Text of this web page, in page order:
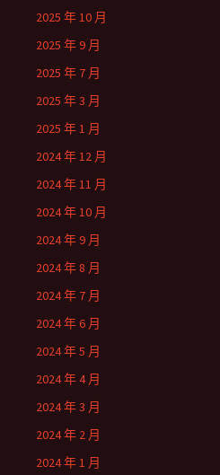
2025 年 10 月
2025 年 9 月
2025 年 7 月
2025 年 3 月
2025 年 1 月
2024 年 12 月
2024 年 11 月
2024 年 10 月
2024 年 9 月
2024 年 8 月
2024 年 7 月
2024 年 6 月
2024 年 5 月
2024 年 4 月
2024 年 3 月
2024 年 2 月
2024 年 1 月